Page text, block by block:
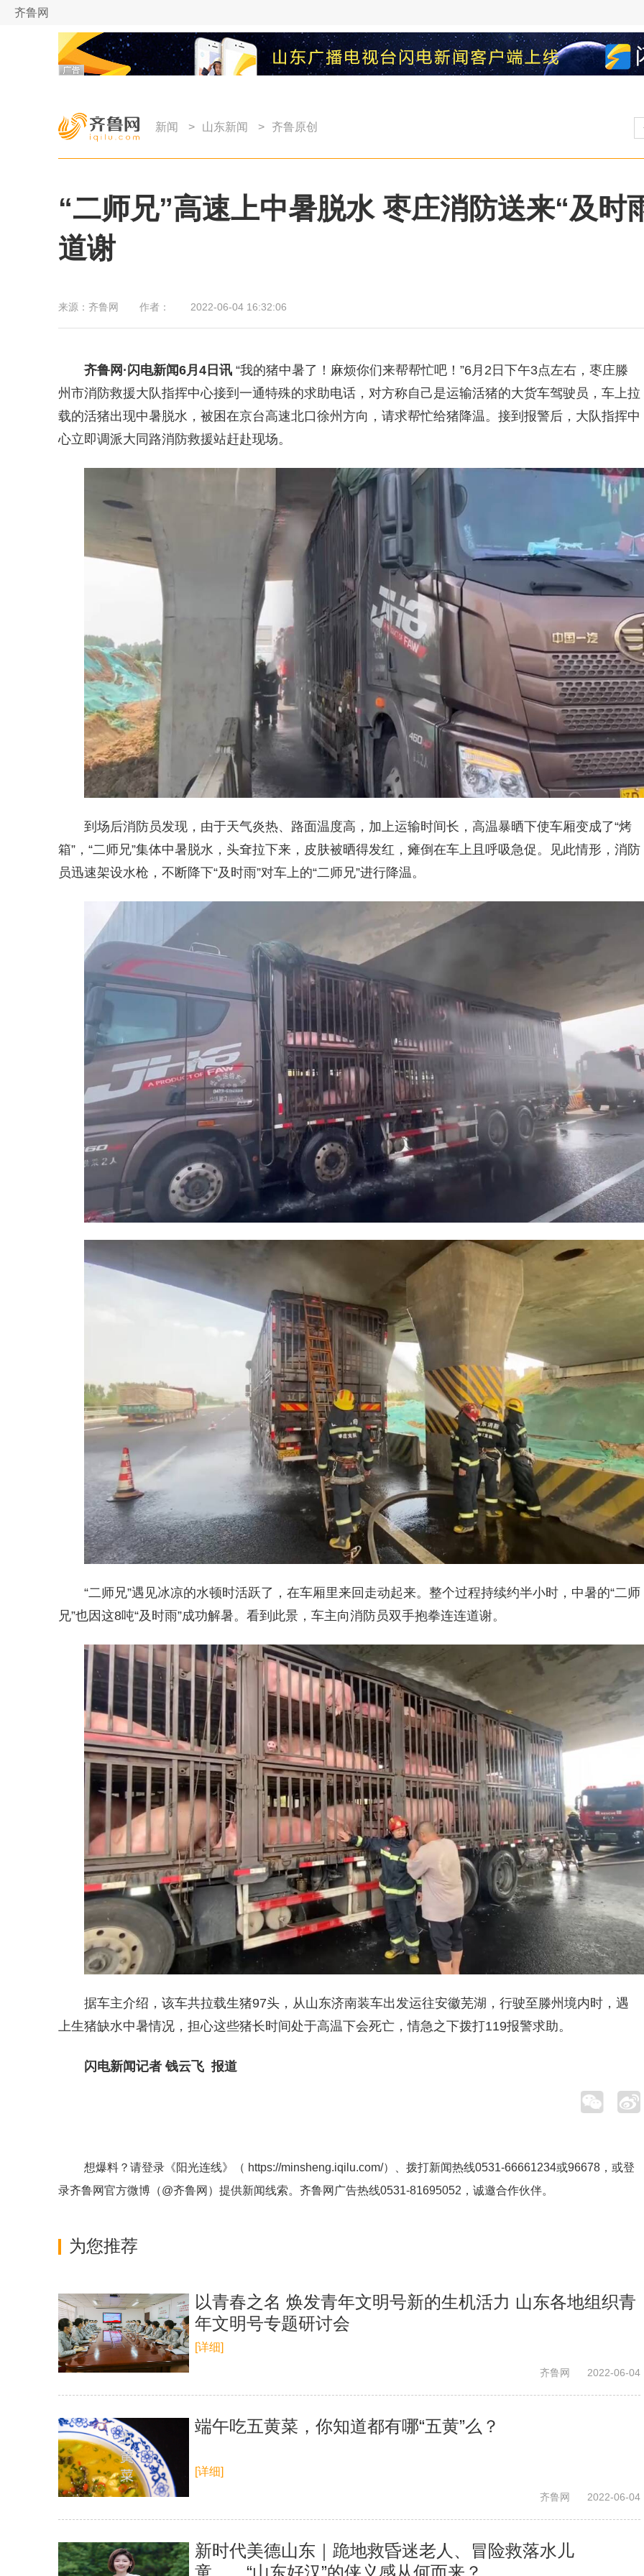
齐鲁网
新闻 > 山东新闻 > 齐鲁原创
“二师兄”高速上中暑脱水 枣庄消防送来“及时
道谢
来源： 齐鲁网 作者： 2022-06-04 16:32:06
齐鲁网 ·闪电新闻6月4日讯“我的猪中暑了！麻烦你们来帮帮忙吧！”6月2日下午3点左右，枣庄滕
州市消防救援大队指挥中心接到一通特殊的求助电话，对方称自己是运输活猪的大货车驾驶员，车上拉
载的活猪出现中暑脱水，被困在京台高速北口徐州方向，请求帮忙给猪降温。接到报警后，大队指挥中
心立即调派大同路消防救援站赶赴现场。
到场后消防员发现，由于天气炎热、路面温度高，加上运输时间长，高温暴晒下使车厢变成了“烤
箱”，“二师兄”集体中暑脱水，头耷拉下来，皮肤被晒得发红，瘫倒在车上且呼吸急促。见此情形，消防
员迅速架设水枪，不断降下“及时雨”对车上的“二师兄”进行降温。
“二师兄”遇见冰凉的水顿时活跃了，在车厢里来回走动起来。整个过程持续约半小时，中暑的“二师
兄”也因这8吨“及时雨”成功解暑。看到此景，车主向消防员双手抱拳连连道谢。
据车主介绍，该车共拉载生猪97头，从山东济南装车出发运往安徽芜湖，行驶至滕州境内时，遇
上生猪缺水中暑情况，担心这些猪长时间处于高温下会死亡，情急之下拨打119报警求助。
闪电新闻记者 钱云飞 报道
想爆料？请登录《阳光连线》（ https://minsheng.iqilu.com/）、拨打新闻热线0531-66661234或96678，或登
录齐鲁网官方微博（@齐鲁网 ）提供新闻线索。齐鲁网广告热线0531-81695052 ，诚邀合作伙伴。
为您推荐
以青春之名 焕发青年文明号新的生机活力 山东各地组织青
年文明号专题研讨会
[详细]
齐鲁网 2022-06-04
端午吃五黄菜，你知道都有哪“五黄”么？
[详细]
齐鲁网 2022-06-04
新时代美德山东｜跪地救昏迷老人、冒险救落水儿
童……“山东好汉”的侠义感从何而来？